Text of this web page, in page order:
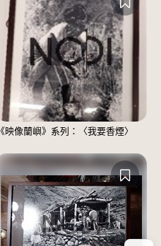
《映像蘭嶼》系列：〈我要香煙〉